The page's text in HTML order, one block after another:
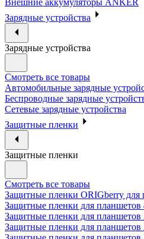
Внешние аккумуляторы ANKER
Зарядные устройства
Зарядные устройства
Смотреть все товары
Автомобильные зарядные
Беспроводные зарядные
Сетевые зарядные устройства
Защитные пленки
Защитные пленки
Смотреть все товары
Защитные пленки ORIGberry для
Защитные пленки для планшетов
Защитные пленки для планшетов
Защитные пленки для планшетов